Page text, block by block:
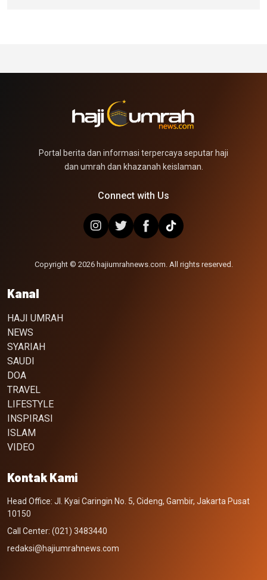
Portal berita dan informasi terpercaya seputar haji
dan umrah dan khazanah keislaman.
Connect with Us
Copyright © 2026 hajiumrahnews.com. All rights reserved.
Kanal
HAJI UMRAH
NEWS
SYARIAH
SAUDI
DOA
TRAVEL
LIFESTYLE
INSPIRASI
ISLAM
VIDEO
Kontak Kami
Head Office: Jl. Kyai Caringin No. 5, Cideng, Gambir, Jakarta Pusat
10150
Call Center: (021) 3483440
redaksi@hajiumrahnews.com